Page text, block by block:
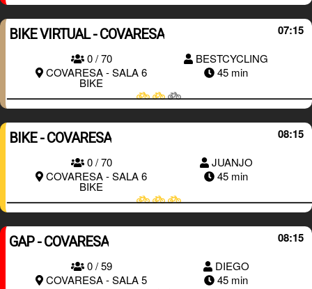
07:15
BIKE VIRTUAL - COVARESA
0 / 70
BESTCYCLING
COVARESA - SALA 6
BIKE
45 min
RESERVAR
08:15
BIKE - COVARESA
0 / 70
JUANJO
COVARESA - SALA 6
BIKE
45 min
RESERVAR
08:15
GAP - COVARESA
0 / 59
DIEGO
COVARESA - SALA 5
45 min